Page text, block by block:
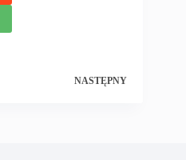
NASTĘPNY